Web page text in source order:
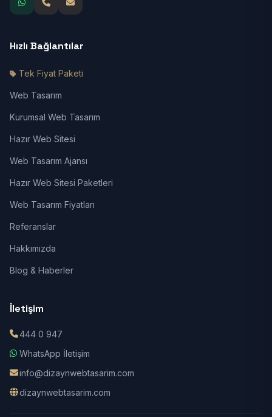
Hızlı Bağlantılar
Tek Fiyat Paketi
Web Tasarım
Kurumsal Web Tasarım
Hazır Web Sitesi
Web Tasarım Ajansı
Hazır Web Sitesi Paketleri
Web Tasarım Fiyatları
Referanslar
Hakkımızda
Blog & Haberler
İletişim
444 0 947
WhatsApp İletişim
info@dizaynwebtasarim.com
dizaynwebtasarim.com